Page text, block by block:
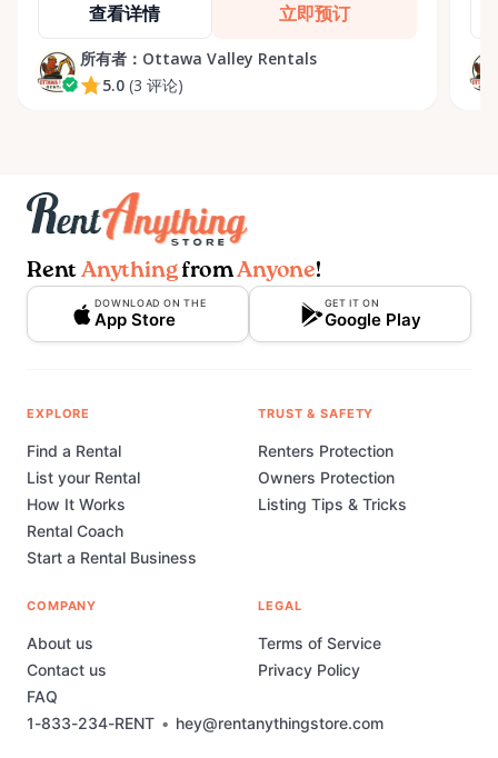
查看详情 立即预订
所有者： Ottawa Valley Rentals
5.0 (3 评论)
Rent AnythingfromAnyone!
DOWNLOAD ON THE
App Store
GET IT ON
Google Play
1-833-234-RENT • hey@rentanythingstore.com
EXPLORE
Find a Rental
List your Rental
How It Works
Rental Coach
Start a Rental Business
TRUST & SAFETY
Renters Protection
Owners Protection
Listing Tips & Tricks
COMPANY
About us
Contact us
FAQ
LEGAL
Terms of Service
Privacy Policy